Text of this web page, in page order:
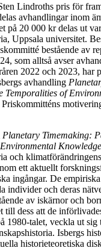
Lindroths pris för
avhandlingar inom
på 20 000 kr delas ut
Uppsala universitet.
bestående av
som alltså avser
2022 och 2023, har
avhandling
Temporalities of
Priskommitténs
Planetary Timemaking:
och
ett aktuellt
ingångar. De
individer och deras
av iskärnor och
till dess att de
1980-talet, veckla ut sig
Isbergs
historieteoretiska